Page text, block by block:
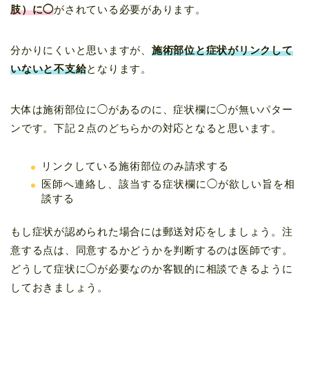
肢）に◯がされている必要があります。
分かりにくいと思いますが、 施術部位と症状がリンクして
いないと不支給となります。
大体は施術部位に◯があるのに、症状欄に◯が無いパター
ンです。下記２点のどちらかの対応となると思います。
リンクしている施術部位のみ請求する
医師へ連絡し、該当する症状欄に◯が欲しい旨を相
談する
もし症状が認められた場合には郵送対応をしましょう。注
意する点は、同意するかどうかを判断するのは医師です。
どうして症状に◯が必要なのか客観的に相談できるように
しておきましょう。